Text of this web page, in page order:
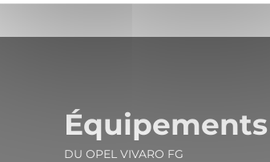
DU OPEL VIVARO FG